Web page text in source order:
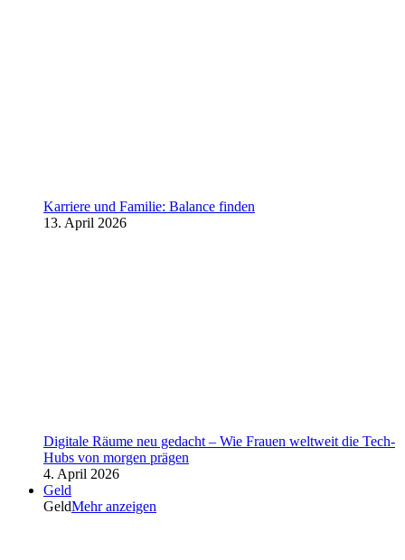
Karriere und Familie: Balance finden
13. April 2026
Digitale Räume neu gedacht – Wie Frauen weltweit die Tech-
Hubs von morgen prägen
4. April 2026
Geld
GeldMehr anzeigen